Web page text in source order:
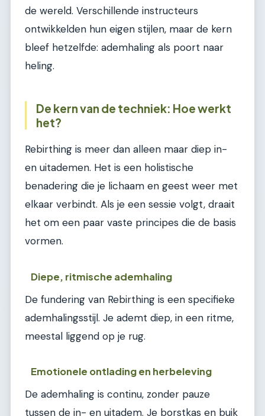
de wereld. Verschillende instructeurs
ontwikkelden hun eigen stijlen, maar de kern
bleef hetzelfde: ademhaling als poort naar
heling.
De kern van de techniek: Hoe werkt
het?
Rebirthing is meer dan alleen maar diep in-
en uitademen. Het is een holistische
benadering die je lichaam en geest weer met
elkaar verbindt. Als je een sessie volgt, draait
het om een paar vaste principes die de basis
vormen.
Diepe, ritmische ademhaling
De fundering van Rebirthing is een specifieke
ademhalingsstijl. Je ademt diep, in een ritme,
meestal liggend op je rug.
Emotionele ontlading en herbeleving
De ademhaling is continu, zonder pauze
tussen de in- en uitadem. Je borstkas en buik